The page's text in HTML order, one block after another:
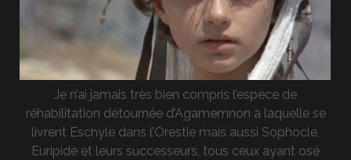
Je n’ai jamais très bien compris l’espèce de
réhabilitation détournée d’Agamemnon à laquelle se
livrent Eschyle dans l’Orestie mais aussi Sophocle,
Euripide et leurs successeurs, tous ceux ayant osé